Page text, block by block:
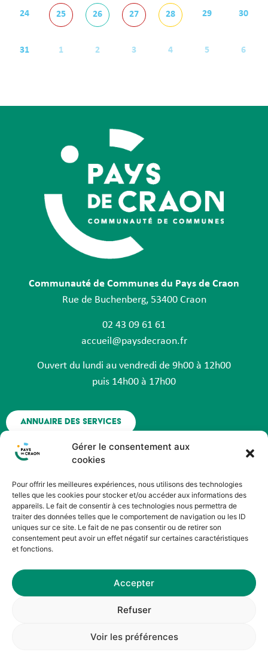
Gérer le consentement aux
cookies
Pour offrir les meilleures expériences, nous utilisons des technologies
telles que les cookies pour stocker et/ou accéder aux informations des
appareils. Le fait de consentir à ces technologies nous permettra de
traiter des données telles que le comportement de navigation ou les ID
uniques sur ce site. Le fait de ne pas consentir ou de retirer son
consentement peut avoir un effet négatif sur certaines caractéristiques
et fonctions.
Accepter
Refuser
Voir les préférences
24 25 26 27 28 29 30
31 1 2 3 4 5 6
Communauté de Communes du Pays de Craon
Rue de Buchenberg, 53400 Craon
02 43 09 61 61
accueil@paysdecraon.fr
Ouvert du lundi au vendredi de 9h00 à 12h00
puis 14h00 à 17h00
Annuaire des services
Nous contacter
Espace agent - Octime
Suivez nous !